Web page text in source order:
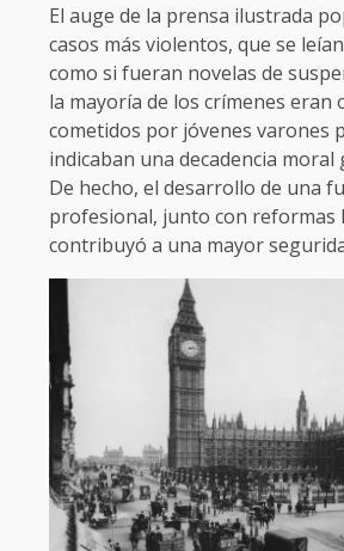
El auge de la prensa ilustrada
casos más violentos, que se
como si fueran novelas de
la mayoría de los crímenes eran
cometidos por jóvenes varones
indicaban una decadencia moral
De hecho, el desarrollo de una
profesional, junto con reformas
contribuyó a una mayor